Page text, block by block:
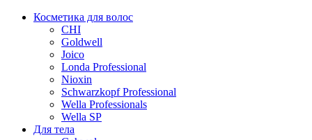
Косметика для волос
CHI
Goldwell
Joico
Londa Professional
Nioxin
Schwarzkopf Professional
Wella Professionals
Wella SP
Для тела